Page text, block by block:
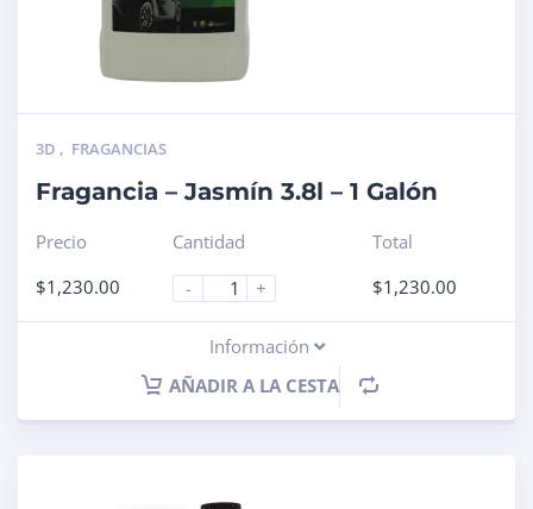
3D , FRAGANCIAS
Fragancia – Jasmín 3.8l – 1 Galón
Precio
$1,230.00
Cantidad
-
+
Total
$1,230.00
Información
AÑADIR A LA CESTA